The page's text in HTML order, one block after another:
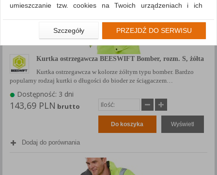
Kurtka ostrzegawcza BEESWIFT Bomber, rozm. S, żółta
Kurtka ostrzegawcza w kolorze żółtym typu bomber. Bardzo
popularny rodzaj kurtki o długości do bioder ze ściągaczem…
Dostępność: 3 dni
143,69 PLN brutto
Do koszyka Wyświetl
Dodaj do porównania
umieszczanie tzw. cookies na Twoich urządzeniach i ich
Jeśli nie chcesz wyrazić zgody lub ograniczyć jej zakres, kliknij
„Szczegóły”, gdzie znajdziesz wszelkie informacje o tym jak to
zrobić . Te same informacje znajdziesz także na podstronie z
naszą polityką prywatności obowiązującą od 25 maja 2018.
W przypadku użytkowników zalogowanych, aby umożliwić
prawidłową realizację Umowy z Państwem i związane z tym
prawidłowe działanie naszej strony www, a w szczególności
np. wysłanie potwierdzenia zamówienia na Państwa email lub
wyświetlenie Państwu prawidłowych informacji o promocjach
czy cenach indywidualnych, ważna jest Państwa wcześniejsza
Każda Państwa zgoda jest dobrowolna i można ją w dowolnym
Polityka prywatności (rozwiń)
Szczegóły PRZEJDŹ DO SERWISU